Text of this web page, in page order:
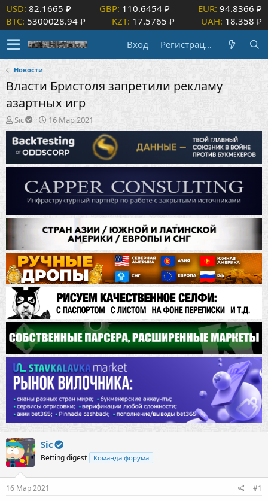
USD: 82.1665 ₽ GBP: 110.6454 ₽ EUR: 94.8366 ₽
BTC: 5300028.94 ₽ KZT: 17.5765 ₽ UAH: 18.358 ₽
Вход
Регистрация
Новости
Власти Бристоля запретили рекламу
азартных игр
А
в
т
о
р
Sic
Д
а
т
а
н
ч
а
л
а
16 Мар 2021
Sic
Betting digest Команда форума
16 Мар 2021 #1